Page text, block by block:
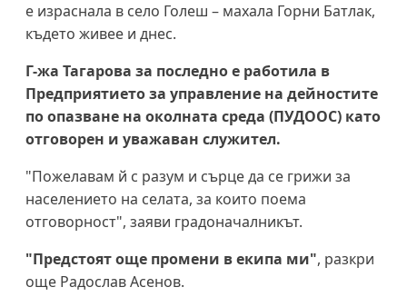
е израснала в село Голеш – махала Горни Батлак,
където живее и днес.
Г-жа Тагарова за последно е работила в
Предприятието за управление на дейностите
по опазване на околната среда (ПУДООС) като
отговорен и уважаван служител.
"Пожелавам й с разум и сърце да се грижи за
населението на селата, за които поема
отговорност", заяви градоначалникът.
"Предстоят още промени в екипа ми", разкри
още Радослав Асенов.